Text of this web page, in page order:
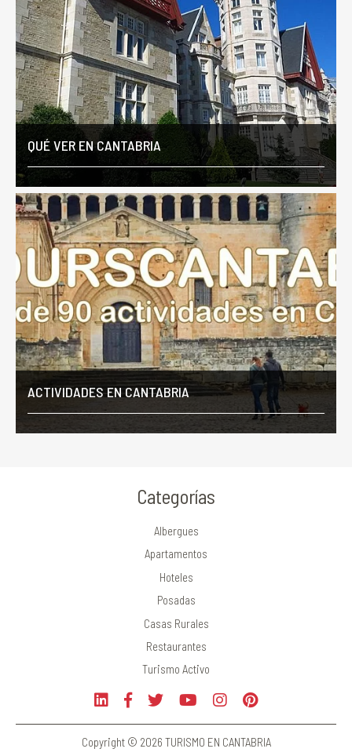
QUÉ VER EN CANTABRIA
ACTIVIDADES EN CANTABRIA
Categorías
Albergues
Apartamentos
Hoteles
Posadas
Casas Rurales
Restaurantes
Turismo Activo
Copyright © 2026 TURISMO EN CANTABRIA